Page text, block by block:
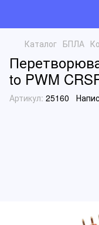
Каталог БПЛА
to PWM
Артикул: 25160